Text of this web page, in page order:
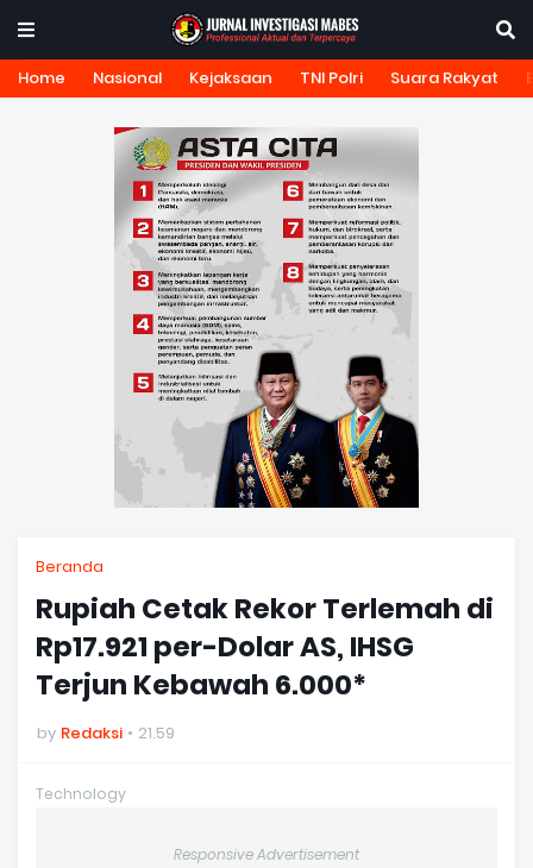
Home Nasional Kejaksaan TNI Polri Suara Rakyat
Beranda
Rupiah Cetak Rekor Terlemah di
Rp17.921 per-Dolar AS, IHSG
Terjun Kebawah 6.000*
by Redaksi 21.59
Technology
Responsive Advertisement